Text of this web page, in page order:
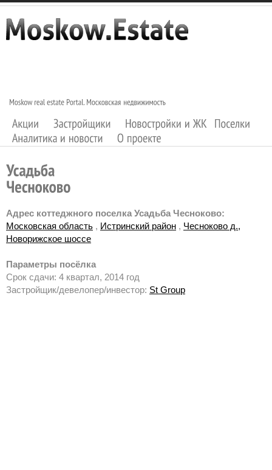
Адрес коттеджного поселка Усадьба Чесноково:
Московская область , Истринский район , Чесноково д.,
Новорижское шоссе
Параметры посёлка
Срок сдачи: 4 квартал, 2014 год
Застройщик/девелопер/инвестор: St Group